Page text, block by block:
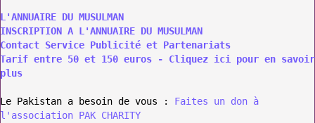
L'ANNUAIRE DU MUSULMAN
INSCRIPTION A L'ANNUAIRE DU MUSULMAN
Contact Service Publicité et Partenariats
Tarif entre 50 et 150 euros - Cliquez ici pour en savoir
plus
Le Pakistan a besoin de vous : Faites un don à
l'association PAK CHARITY